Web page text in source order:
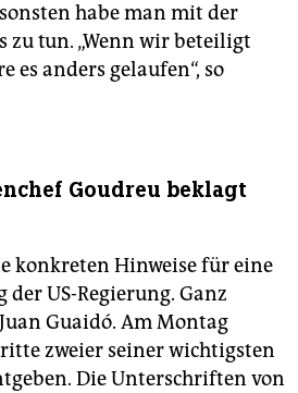
habe man mit der
zu tun. „Wenn wir beteiligt
es anders gelaufen“, so
Goudreu beklagt
konkreten Hinweise für eine
US-Regierung. Ganz
Guaidó. Am Montag
zweier seiner wichtigsten
Die Unterschriften von